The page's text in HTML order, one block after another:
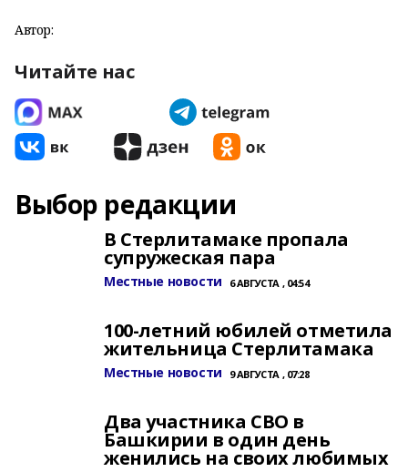
Автор:
Читайте нас
Выбор редакции
В Стерлитамаке пропала
супружеская пара
Местные новости 6 АВГУСТА , 04:54
100-летний юбилей отметила
жительница Стерлитамака
Местные новости 9 АВГУСТА , 07:28
Два участника СВО в
Башкирии в один день
женились на своих любимых